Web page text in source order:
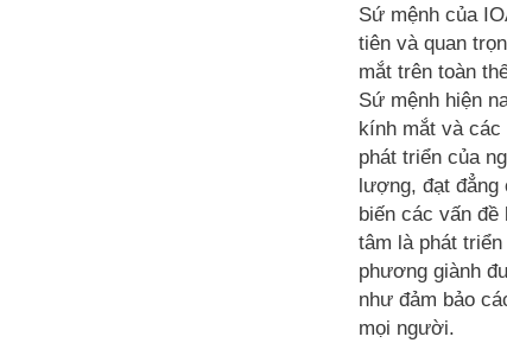
Sứ mệnh của
tiên và quan
mắt trên toàn
Sứ mệnh hiện
kính mắt và các
phát triển của
lượng, đạt đẳng
biến các vấn
tâm là phát
phương giành
như đảm bảo
mọi người.